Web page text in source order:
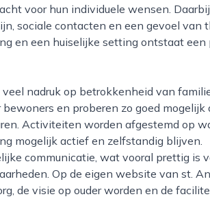
voor hun individuele wensen.
sociale contacten en een gevoel van
en een huiselijke setting ontstaat een
en proberen zo goed mogelijk
Activiteiten worden afgestemd op
mogelijk actief en zelfstandig blijven.
communicatie, wat vooral prettig is
Op de eigen website van st.
de visie op ouder worden en de